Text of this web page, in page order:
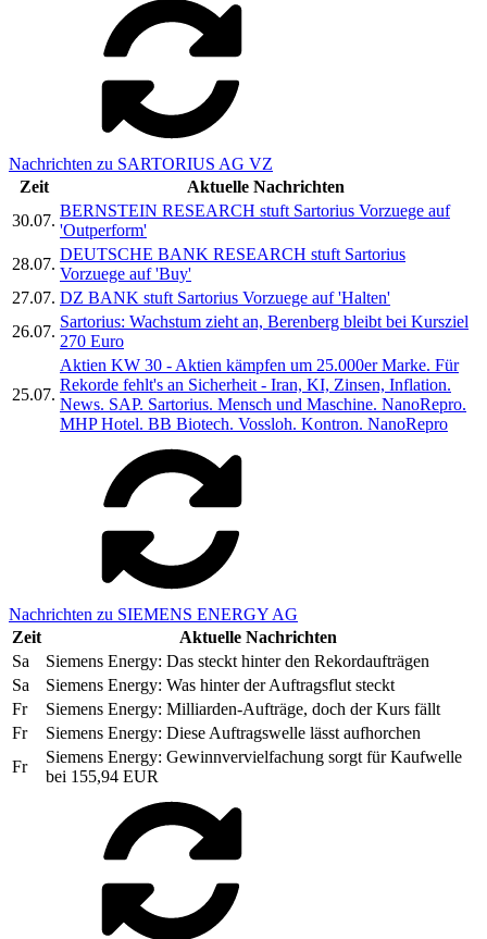
Nachrichten zu SARTORIUS AG VZ
Zeit
Aktuelle Nachrichten
30.07.
BERNSTEIN RESEARCH stuft Sartorius Vorzuege auf
'Outperform'
28.07.
DEUTSCHE BANK RESEARCH stuft Sartorius
Vorzuege auf 'Buy'
27.07. DZ BANK stuft Sartorius Vorzuege auf 'Halten'
26.07.
Sartorius: Wachstum zieht an, Berenberg bleibt bei Kursziel
270 Euro
25.07.
Aktien KW 30 - Aktien kämpfen um 25.000er Marke. Für
Rekorde fehlt's an Sicherheit - Iran, KI, Zinsen, Inflation.
News. SAP. Sartorius. Mensch und Maschine. NanoRepro.
MHP Hotel. BB Biotech. Vossloh. Kontron. NanoRepro
Nachrichten zu SIEMENS ENERGY AG
Zeit
Aktuelle Nachrichten
Sa
Siemens Energy: Das steckt hinter den Rekordaufträgen
Sa
Siemens Energy: Was hinter der Auftragsflut steckt
Fr
Siemens Energy: Milliarden-Aufträge, doch der Kurs fällt
Fr
Siemens Energy: Diese Auftragswelle lässt aufhorchen
Fr
Siemens Energy: Gewinnvervielfachung sorgt für Kaufwelle
bei 155,94 EUR